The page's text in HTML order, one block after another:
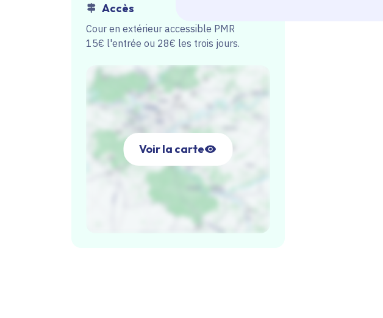
Accès
Cour en extérieur accessible PMR
15€ l'entrée ou 28€ les trois jours.
Voir la carte